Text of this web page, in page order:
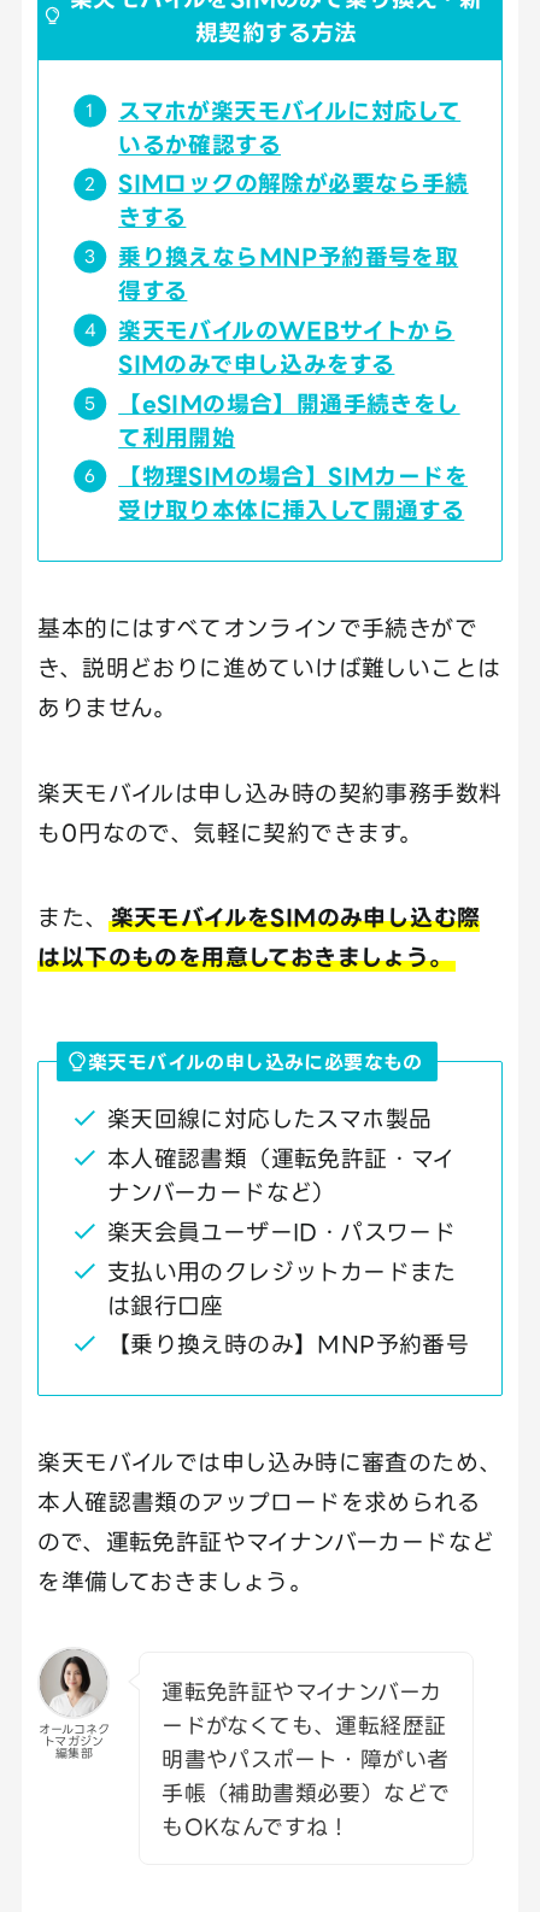
規契約する方法
スマホが楽天モバイルに対応して
いるか確認する
SIMロックの解除が必要なら手続
きする
乗り換えならMNP予約番号を取
得する
楽天モバイルのWEBサイトから
SIMのみで申し込みをする
【eSIMの場合】開通手続きをし
て利用開始
【物理SIMの場合】SIMカードを
受け取り本体に挿入して開通する
基本的にはすべてオンラインで手続きがで
き、説明どおりに進めていけば難しいことは
ありません。
楽天モバイルは申し込み時の契約事務手数料
も0円なので、気軽に契約できます。
また、 楽天モバイルをSIMのみ申し込む際
は以下のものを用意しておきましょう。
楽天モバイルの申し込みに必要なもの
楽天回線に対応したスマホ製品
本人確認書類（運転免許証・マイ
ナンバーカードなど）
楽天会員ユーザーID・パスワード
支払い用のクレジットカードまた
は銀行口座
【乗り換え時のみ】MNP予約番号
楽天モバイルでは申し込み時に審査のため、
本人確認書類のアップロードを求められる
ので、運転免許証やマイナンバーカードなど
を準備しておきましょう。
オールコネク
トマガジン
編集部
運転免許証やマイナンバーカ
ードがなくても、運転経歴証
明書やパスポート・障がい者
手帳（補助書類必要）などで
もOKなんですね！